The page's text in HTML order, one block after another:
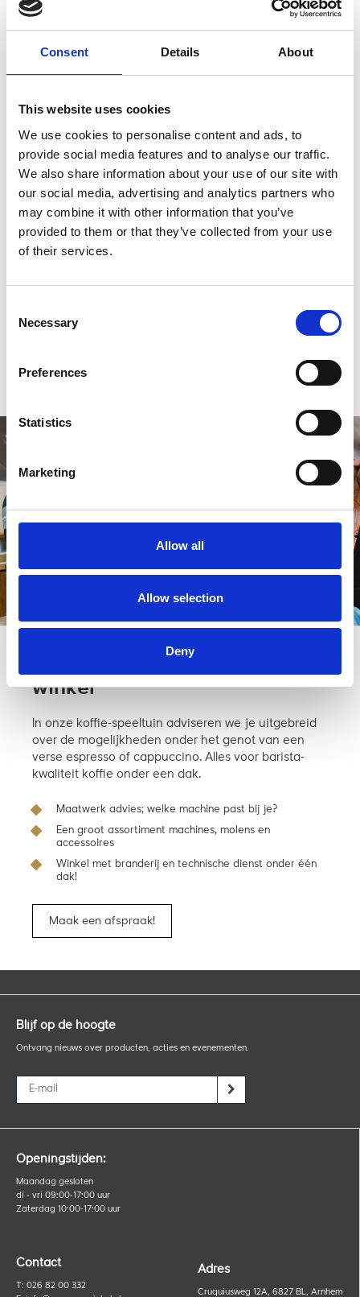
Consent Details About
This website uses cookies
We use cookies to personalise content and ads, to
provide social media features and to analyse our traffic.
We also share information about your use of our site with
our social media, advertising and analytics partners who
may combine it with other information that you’ve
provided to them or that they’ve collected from your use
of their services.
Selection
Necessary
Preferences
Statistics
Marketing
Allow all
Allow selection
Deny
Cadeaubon; Leuk om te geven en krijgen!
Wilt u een ander bedrag op de cadeaubon? Neem
dan contact met ons op.
Reviews
0sterren op basis van0beoordelingen
winkel
In onze koffie-speeltuin adviseren we je uitgebreid
over de mogelijkheden onder het genot van een
verse espresso of cappuccino. Alles voor barista-
kwaliteit koffie onder een dak.
Maatwerk advies; welke machine past bij je?
Een groot assortiment machines, molens en
accessoires
Winkel met branderij en technische dienst onder één
dak!
Maak een afspraak!
Openingstijden:
Maandag gesloten
di - vri 09:00-17:00 uur
Zaterdag 10:00-17:00 uur
Contact
T: 026 82 00 332
Adres
Cruquiusweg 12A, 6827 BL, Arnhem
Blijf op de hoogte
Ontvang nieuws over producten, acties en evenementen.